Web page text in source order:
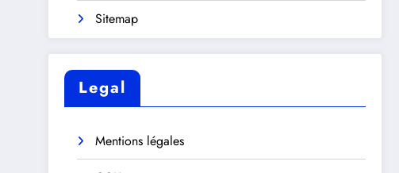
Sitemap
Legal
Mentions légales